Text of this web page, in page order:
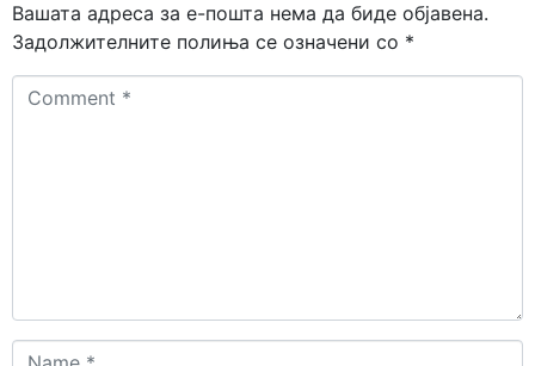
Вашата адреса за е-пошта нема да биде објавена.
Задолжителните полиња се означени со *
Comment
Name